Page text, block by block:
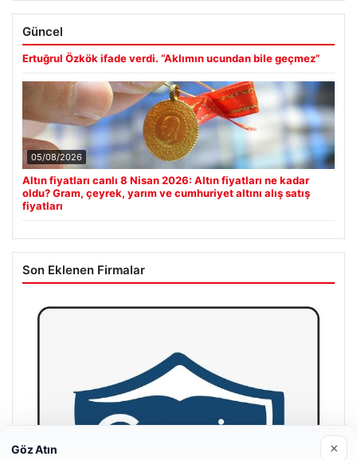
Güncel
Ertuğrul Özkök ifade verdi. “Aklımın ucundan bile geçmez”
05/08/2026
Altın fiyatları canlı 8 Nisan 2026: Altın fiyatları ne kadar
oldu? Gram, çeyrek, yarım ve cumhuriyet altını alış satış
fiyatları
Son Eklenen Firmalar
Göz Atın ×